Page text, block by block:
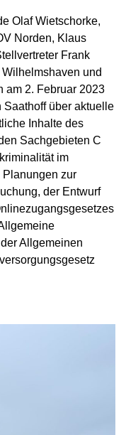
Olaf Wietschorke,
Norden, Klaus
Frank
und
am 2. Februar 2023
Saathoff über aktuelle
Inhalte des
Sachgebieten C
im
zur
der Entwurf
Allgemeinen